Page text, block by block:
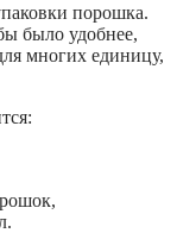
порошка.
было удобнее,
многих единицу,